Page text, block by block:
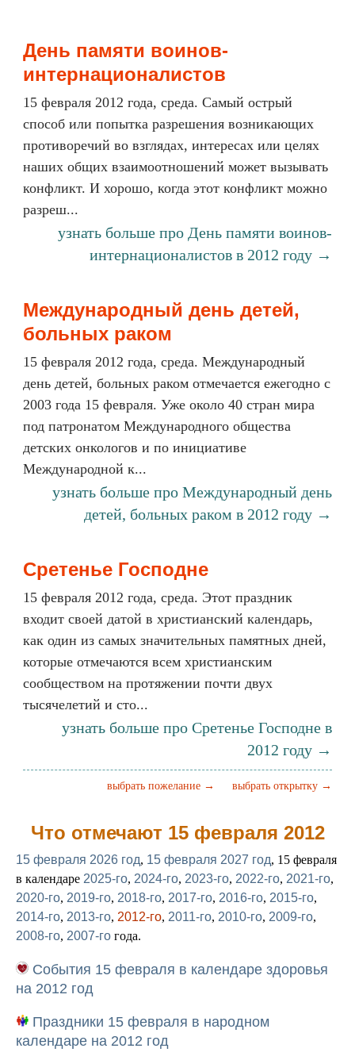
День памяти воинов-
интернационалистов
15 февраля 2012 года, среда. Самый острый
способ или попытка разрешения возникающих
противоречий во взглядах, интересах или целях
наших общих взаимоотношений может вызывать
конфликт. И хорошо, когда этот конфликт можно
разреш...
узнать больше про День памяти воинов-
интернационалистов в 2012 году →
Международный день детей,
больных раком
15 февраля 2012 года, среда. Международный
день детей, больных раком отмечается ежегодно с
2003 года 15 февраля. Уже около 40 стран мира
под патронатом Международного общества
детских онкологов и по инициативе
Международной к...
узнать больше про Международный день
детей, больных раком в 2012 году →
Сретенье Господне
15 февраля 2012 года, среда. Этот праздник
входит своей датой в христианский календарь,
как один из самых значительных памятных дней,
которые отмечаются всем христианским
сообществом на протяжении почти двух
тысячелетий и сто...
узнать больше про Сретенье Господне в
2012 году →
выбрать открытку →
выбрать пожелание →
Что отмечают 15 февраля 2012
15 февраля 2026 год, 15 февраля 2027 год, 15 февраля
в календаре 2025-го, 2024-го, 2023-го, 2022-го, 2021-го,
2020-го, 2019-го, 2018-го, 2017-го, 2016-го, 2015-го,
2014-го, 2013-го, 2012-го, 2011-го, 2010-го, 2009-го,
2008-го, 2007-го года.
События 15 февраля в календаре здоровья
на 2012 год
Праздники 15 февраля в народном
календаре на 2012 год